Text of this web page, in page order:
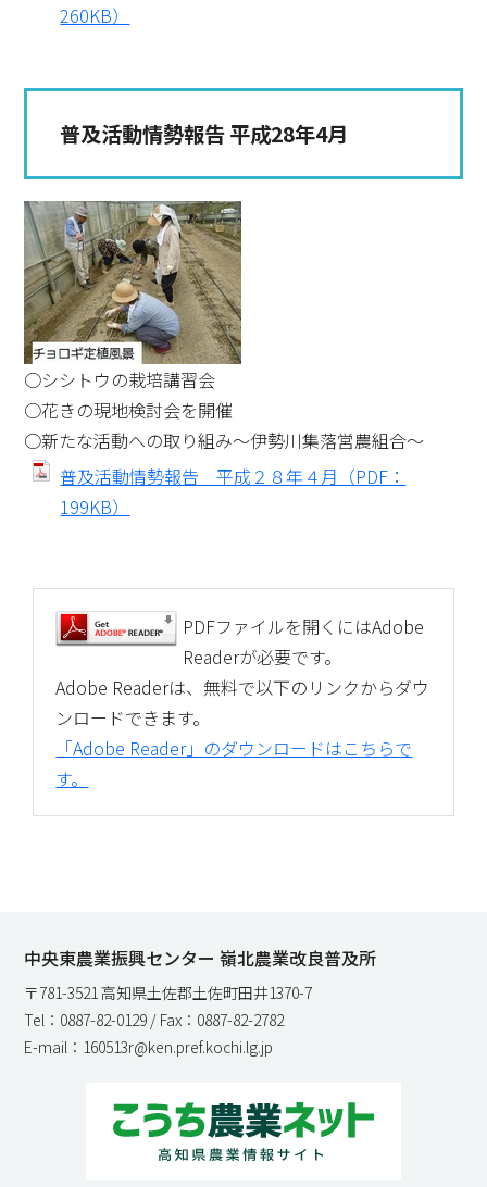
260KB）
普及活動情勢報告 平成28年4月
○シシトウの栽培講習会
○花きの現地検討会を開催
○新たな活動への取り組み～伊勢川集落営農組合～
普及活動情勢報告 平成２８年４月（PDF：
199KB）
PDFファイルを開くにはAdobe
Readerが必要です。
Adobe Readerは、無料で以下のリンクからダウ
ンロードできます。
「Adobe Reader」のダウンロードはこちらで
す。
中央東農業振興センター 嶺北農業改良普及所
〒781-3521 高知県土佐郡土佐町田井1370-7
Tel：0887-82-0129 / Fax：0887-82-2782
E-mail：160513r@ken.pref.kochi.lg.jp